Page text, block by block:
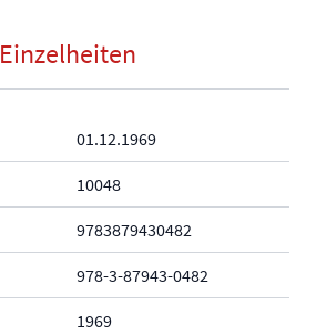
Einzelheiten
01.12.1969
10048
9783879430482
978-3-87943-0482
1969